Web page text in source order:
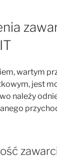
wartym
jest
należy